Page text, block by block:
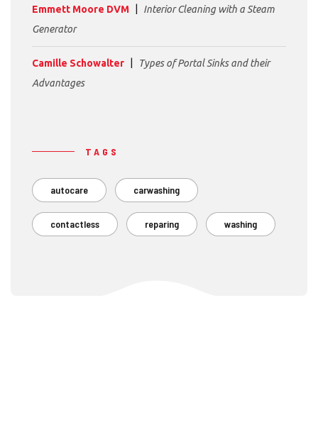
Emmett Moore DVM
Interior Cleaning with a Steam
Generator
Camille Schowalter
Types of Portal Sinks and their
Advantages
TAGS
autocare carwashing
contactless reparing washing